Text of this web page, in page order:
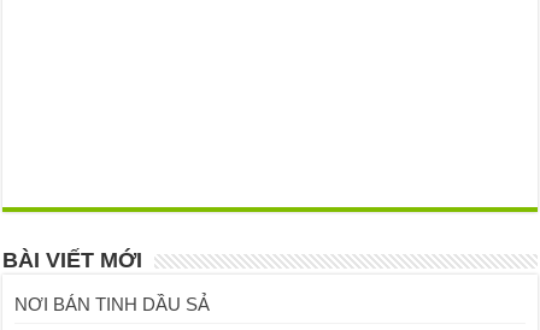
BÀI VIẾT MỚI
NƠI BÁN TINH DẦU SẢ